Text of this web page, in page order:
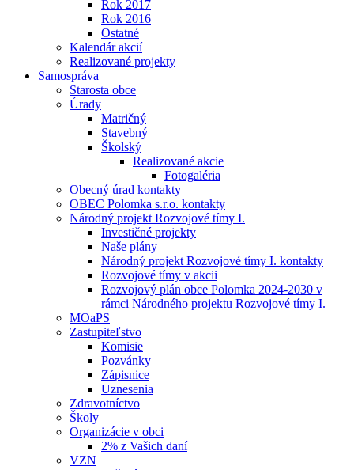
Rok 2017
Rok 2016
Ostatné
Kalendár akcií
Realizované projekty
Samospráva
Starosta obce
Úrady
Matričný
Stavebný
Školský
Realizované akcie
Fotogaléria
Obecný úrad kontakty
OBEC Polomka s.r.o. kontakty
Národný projekt Rozvojové tímy I.
Investičné projekty
Naše plány
Národný projekt Rozvojové tímy I. kontakty
Rozvojové tímy v akcii
Rozvojový plán obce Polomka 2024-2030 v
rámci Národného projektu Rozvojové tímy I.
MOaPS
Zastupiteľstvo
Komisie
Pozvánky
Zápisnice
Uznesenia
Zdravotníctvo
Školy
Organizácie v obci
2% z Vašich daní
VZN